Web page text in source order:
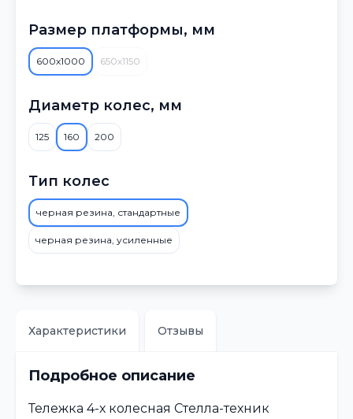
Размер платформы, мм
600х1000 650х1150
Диаметр колес, мм
125 160 200
Тип колес
черная резина, стандартные
черная резина, усиленные
Характеристики Отзывы
Подробное описание
Тележка 4-х колесная Стелла-техник